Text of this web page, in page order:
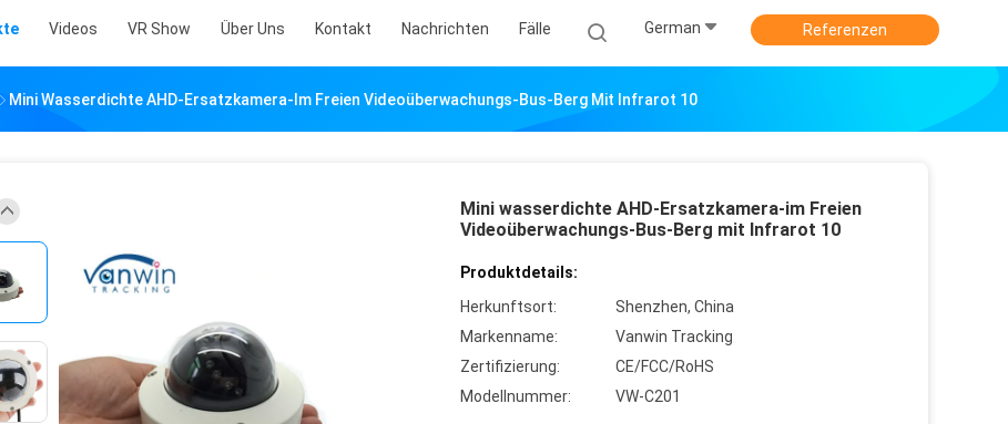
Videos VR Show Über Uns Kontakt Nachrichten Fälle German Referenzen
Mini Wasserdichte AHD-Ersatzkamera-Im Freien Videoüberwachungs-Bus-Berg Mit Infrarot 10
Mini wasserdichte AHD-Ersatzkamera-im Freien
Videoüberwachungs-Bus-Berg mit Infrarot 10
Produktdetails:
Herkunftsort:
Shenzhen, China
Markenname:
Vanwin Tracking
Zertifizierung:
CE/FCC/RoHS
Modellnummer:
VW-C201